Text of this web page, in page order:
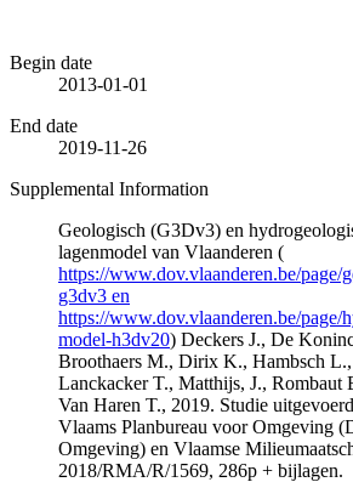
Begin date
2013-01-01
End date
2019-11-26
Supplemental Information
Geologisch (G3Dv3) en
lagenmodel van Vlaanderen (
https://www.dov.vlaanderen.be/page/
g3dv3 en
https://www.dov.vlaanderen.be/page/
model-h3dv20) Deckers J., De
Broothaers M., Dirix K., Hambsch
Lanckacker T., Matthijs, J., Rombaut
Van Haren T., 2019. Studie
Vlaams Planbureau voor Omgeving
Omgeving) en Vlaamse
2018/RMA/R/1569, 286p + bijlagen.